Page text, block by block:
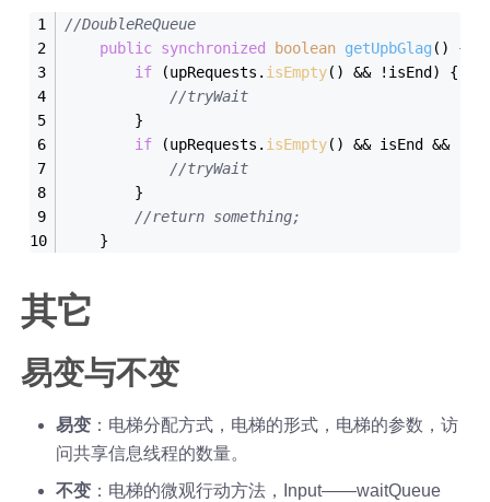
//DoubleReQueue
public synchronized boolean getUpbGlag ( )
{
if (upRequests. isEmpty() && !isEnd) {
//tryWait
        }
if (upRequests. isEmpty() && isEnd &&
//tryWait
        }
//return something;
    }
其它
易变与不变
易变 ：电梯分配方式，电梯的形式，电梯的参数，访
问共享信息线程的数量。
不变 ：电梯的微观行动方法，Input——waitQueue